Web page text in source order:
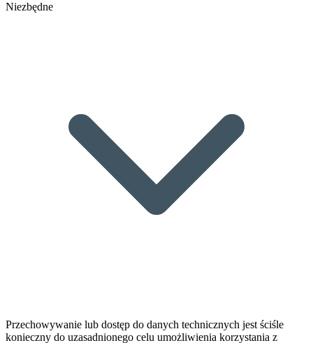
Niezbędne
Przechowywanie lub dostęp do danych technicznych jest ściśle
konieczny do uzasadnionego celu umożliwienia korzystania z